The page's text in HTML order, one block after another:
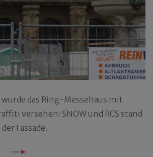
wurde das Ring-Messehaus mit
versehen: SNOW und RCS stand
Fassade.